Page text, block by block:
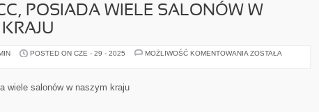
POSIADA WIELE SALONÓW W
POSTED ON CZE - 29 - 2025 MOŻLIWOŚĆ KOMENTOWANIA SKLEP
ZOSTAŁA
wiele salonów w naszym kraju